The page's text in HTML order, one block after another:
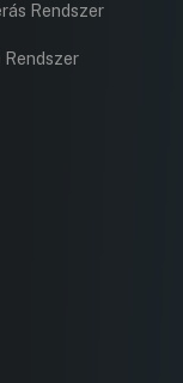
Rendszer
Rendszer